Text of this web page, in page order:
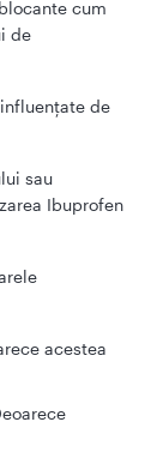
cum
de
de
sau
Ibuprofen
acestea